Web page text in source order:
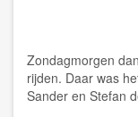
Zondagmorgen
rijden. Daar was
Sander en Stefan